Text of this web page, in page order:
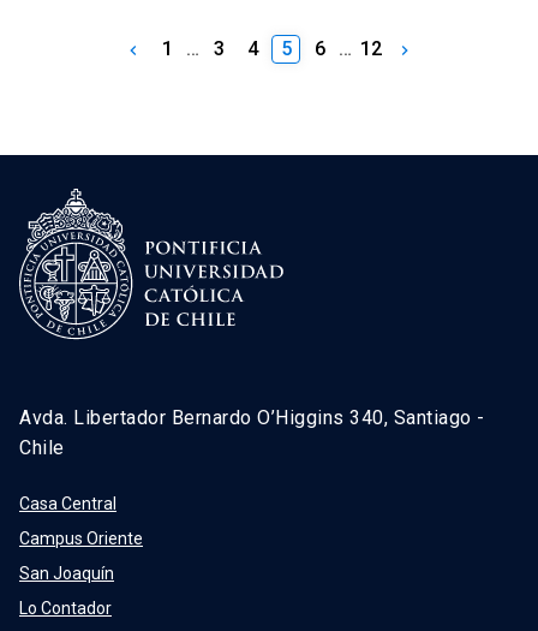
keyboard_arrow_left 1 … 3 4 5 6 … 12 keyboard_arrow_right
Avda. Libertador Bernardo O’Higgins 340, Santiago -
Chile
Casa Central
Campus Oriente
San Joaquín
Lo Contador